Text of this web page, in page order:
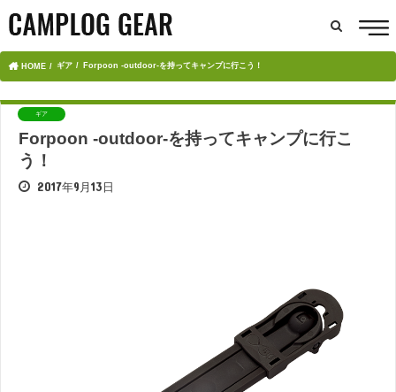
HOME ギア Forpoon -outdoor-を持ってキャンプに行こう！
ギア
Forpoon -outdoor-を持ってキャンプに行こ
う！
2017年9月13日